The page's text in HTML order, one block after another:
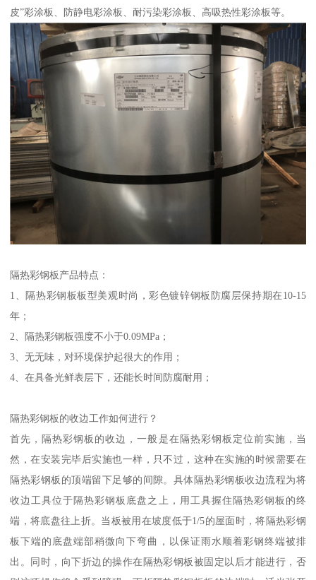
皮”彩涂板、防静电彩涂板、耐污染彩涂板、高吸热性彩涂板等。
隔热彩钢板产品特点：
1、隔热彩钢板板型美观时尚，彩色镀锌钢板防腐层保持期在10-15
年；
2、隔热彩钢板强度不小于0.09MPa；
3、无无味，对环境保护起很大的作用；
4、在具备光鲜表层下，还能长时间防腐耐用；
隔热彩钢板的收边工作如何进行？
首先，隔热彩钢板的收边，一般是在隔热彩钢板定位前实施，当
然，在安装完毕后实施也一样，只不过，这种在实施的时候需要在
隔热彩钢板的顶端留下足够的间隙。具体隔热彩钢板收边流程为将
收边工具位于隔热彩钢板底盘之上，用工具握住隔热彩钢板的终
端，将底盘往上折。当板被用在坡度低于1/5的屋面时，将隔热彩钢
板下端的底盘端部稍微向下弯曲，以保证雨水顺着彩钢终端被排
出。同时，向下折边的操作在隔热彩钢板被固定以后才能进行，否